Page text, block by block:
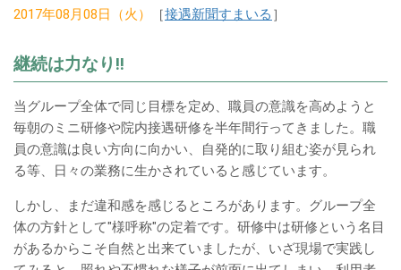
ー
田
メ
イ
ン
コ
ン
ン
ツ
2017年08月08日（火） ［接遇新聞すまいる ］
継続は力なり!!
当グループ全体で同じ目標を定め、職員の意識を高めようと
毎朝のミニ研修や院内接遇研修を半年間行ってきました。職
員の意識は良い方向に向かい、自発的に取り組む姿が見られ
る等、日々の業務に生かされていると感じています。
しかし、まだ違和感を感じるところがあります。グループ全
体の方針として"様呼称"の定着です。研修中は研修という名目
があるからこそ自然と出来ていましたが、いざ現場で実践し